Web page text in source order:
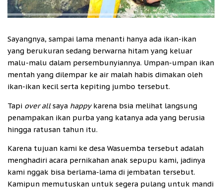
Sayangnya, sampai lama menanti hanya ada ikan-ikan
yang berukuran sedang berwarna hitam yang keluar
malu-malu dalam persembunyiannya. Umpan-umpan ikan
mentah yang dilempar ke air malah habis dimakan oleh
ikan-ikan kecil serta kepiting jumbo tersebut.
Tapi over allsaya happykarena bsia melihat langsung
penampakan ikan purba yang katanya ada yang berusia
hingga ratusan tahun itu.
Karena tujuan kami ke desa Wasuemba tersebut adalah
menghadiri acara pernikahan anak sepupu kami, jadinya
kami nggak bisa berlama-lama di jembatan tersebut.
Kamipun memutuskan untuk segera pulang untuk mandi